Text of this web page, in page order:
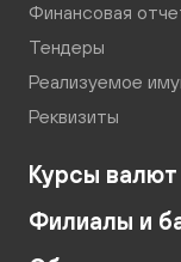
Финансовая
Тендеры
Реализуемое
Реквизиты
Курсы валют
Филиалы и